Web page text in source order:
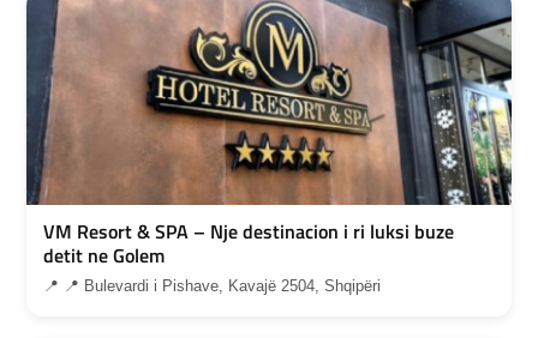
VM Resort & SPA – Nje destinacion i ri luksi buze
detit ne Golem
📍 📍 Bulevardi i Pishave, Kavajë 2504, Shqipëri